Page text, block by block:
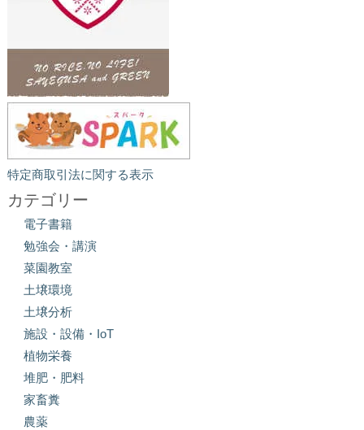
特定商取引法に関する表示
カテゴリー
電子書籍
勉強会・講演
菜園教室
土壌環境
土壌分析
施設・設備・IoT
植物栄養
堆肥・肥料
家畜糞
農薬